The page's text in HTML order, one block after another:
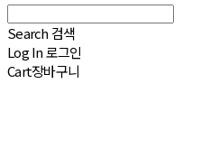
Search 검색
Log In로그인
Cart장바구니